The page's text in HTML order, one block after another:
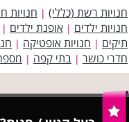
חנויות רשת (כללי) | חנויות
חנויות ילדים | אופנת ילדים |
תיקים | חנויות אופטיקה |
חדרי כושר | בתי קפה |